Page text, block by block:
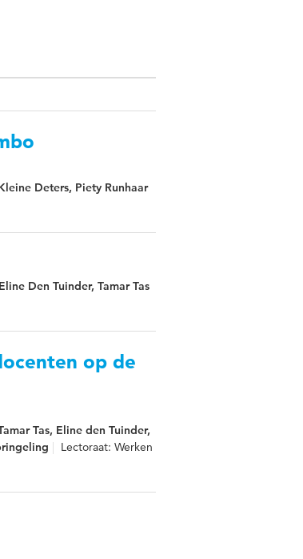
Deters, Piety Runhaar
Den Tuinder, Tamar Tas
op de
Tas, Eline den Tuinder,
Lectoraat: Werken